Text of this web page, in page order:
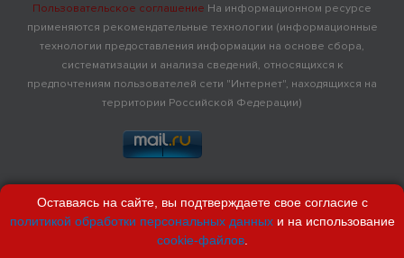
Пользовательское соглашение На информационном ресурсе
применяются рекомендательные технологии (информационные
технологии предоставления информации на основе сбора,
систематизации и анализа сведений, относящихся к
предпочтениям пользователей сети "Интернет", находящихся на
территории Российской Федерации)
Оставаясь на сайте, вы подтверждаете свое согласие с
политикой обработки персональных данныхи на использование
cookie-файлов.